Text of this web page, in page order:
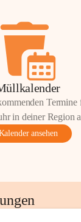
Termine
in deiner Region
ansehen